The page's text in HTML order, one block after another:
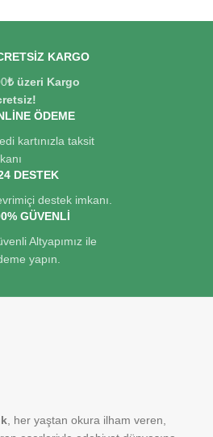
KARGO
₺ üzeri Kargo
ÖDEME
kartınızla taksit
DESTEK
destek imkanı.
GÜVENLİ
Altyapımız ile
yapın.
, her yaştan okura ilham veren,